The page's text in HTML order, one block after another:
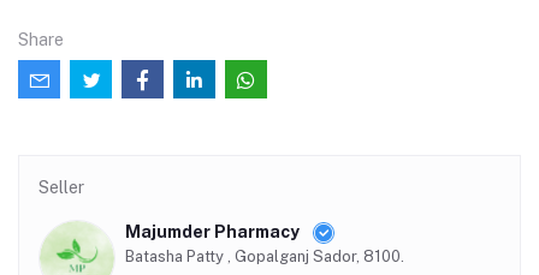
Share
Seller
Majumder Pharmacy
Batasha Patty , Gopalganj Sador, 8100.